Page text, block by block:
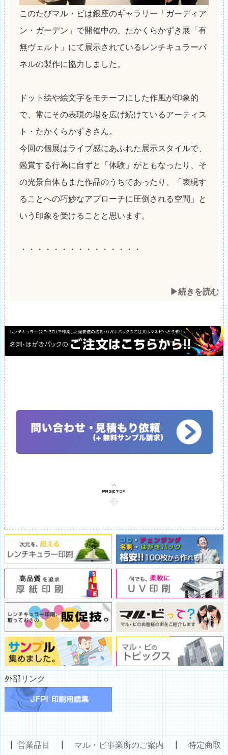
このたびマル・ビは銀座のギャラリー「ガーディア
ン・ガーデン」で開催中の、たかくらかずき展「有
無ヴェルト」にて展示されているレンチキュラーパ
ネルの製作に協力しました。
ドット絵や絵文字をモチーフにした作風が印象的
で、常にその表現の場を広げ続けているアーティス
ト・たかくらかずきさん。
今回の個展はライブ感にあふれた展示スタイルで、
鑑賞する行為に自ずと「体験」がともなったり、そ
の光景自体もまた作品のうちであったり、「表現す
ることへの巧妙なアプローチに圧倒される空間」と
いう印象を受けることと思います。
・・・・・・・・・・・・・・・
▶︎続きを読む
外部リンク
営業品目 マル・ビ事業所のご案内 特定商取